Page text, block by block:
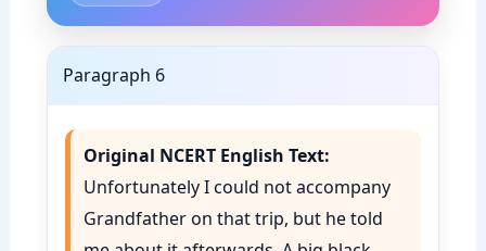
Paragraph 6
Original NCERT English Text:
Unfortunately I could not accompany
Grandfather on that trip, but he told